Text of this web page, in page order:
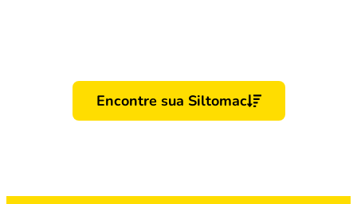
Encontre sua Siltomac